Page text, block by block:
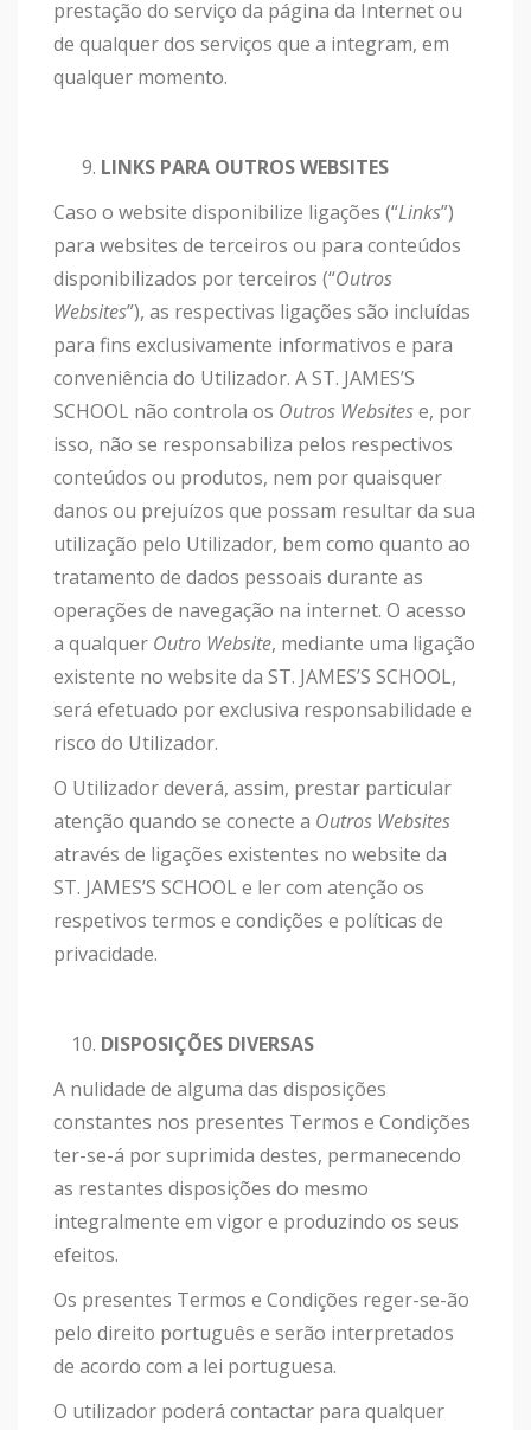
prestação do serviço da página da Internet ou
de qualquer dos serviços que a integram, em
qualquer momento.
LINKS PARA OUTROS WEBSITES
Caso o website disponibilize ligações (“Links”)
para websites de terceiros ou para conteúdos
disponibilizados por terceiros (“Outros
Websites”), as respectivas ligações são incluídas
para fins exclusivamente informativos e para
conveniência do Utilizador. A ST. JAMES’S
SCHOOL não controla os Outros Websitese, por
isso, não se responsabiliza pelos respectivos
conteúdos ou produtos, nem por quaisquer
danos ou prejuízos que possam resultar da sua
utilização pelo Utilizador, bem como quanto ao
tratamento de dados pessoais durante as
operações de navegação na internet. O acesso
a qualquer Outro Website, mediante uma ligação
existente no website da ST. JAMES’S SCHOOL,
será efetuado por exclusiva responsabilidade e
risco do Utilizador.
O Utilizador deverá, assim, prestar particular
atenção quando se conecte a Outros Websites
através de ligações existentes no website da
ST. JAMES’S SCHOOL e ler com atenção os
respetivos termos e condições e políticas de
privacidade.
DISPOSIÇÕES DIVERSAS
A nulidade de alguma das disposições
constantes nos presentes Termos e Condições
ter-se-á por suprimida destes, permanecendo
as restantes disposições do mesmo
integralmente em vigor e produzindo os seus
efeitos.
Os presentes Termos e Condições reger-se-ão
pelo direito português e serão interpretados
de acordo com a lei portuguesa.
O utilizador poderá contactar para qualquer